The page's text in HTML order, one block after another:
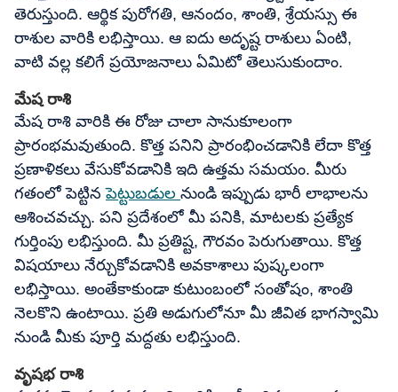
తెరుస్తుంది. ఆర్థిక పురోగతి, ఆనందం, శాంతి, శ్రేయస్సు ఈ
రాశుల వారికి లభిస్తాయి. ఆ ఐదు అదృష్ట రాశులు ఏంటి,
వాటి వల్ల కలిగే ప్రయోజనాలు ఏమిటో తెలుసుకుందాం.
మేష రాశి
మేష రాశి వారికి ఈ రోజు చాలా సానుకూలంగా
ప్రారంభమవుతుంది. కొత్త పనిని ప్రారంభించడానికి లేదా కొత్త
ప్రణాళికలు వేసుకోవడానికి ఇది ఉత్తమ సమయం. మీరు
గతంలో పెట్టినపెట్టుబడుల నుండి ఇప్పుడు భారీ లాభాలను
ఆశించవచ్చు. పని ప్రదేశంలో మీ పనికి, మాటలకు ప్రత్యేక
గుర్తింపు లభిస్తుంది. మీ ప్రతిష్ట, గౌరవం పెరుగుతాయి. కొత్త
విషయాలు నేర్చుకోవడానికి అవకాశాలు పుష్కలంగా
లభిస్తాయి. అంతేకాకుండా కుటుంబంలో సంతోషం, శాంతి
నెలకొని ఉంటాయి. ప్రతి అడుగులోనూ మీ జీవిత భాగస్వామి
నుండి మీకు పూర్తి మద్దతు లభిస్తుంది.
వృషభ రాశి